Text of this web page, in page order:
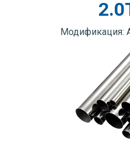
Модификация: